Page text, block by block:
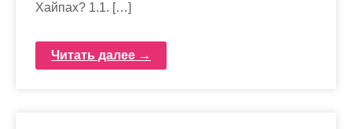
Хайпах? 1.1. […]
Читать далее →